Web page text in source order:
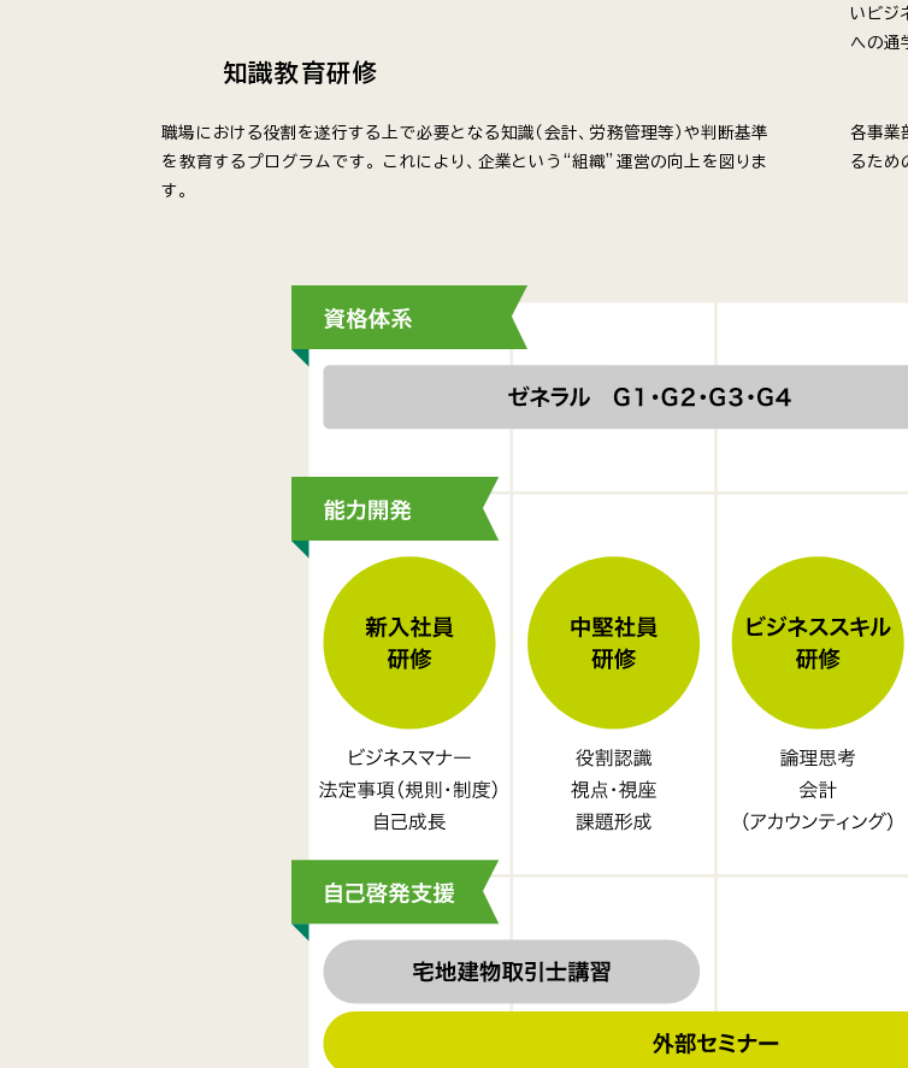
いビジ
への通
知識教育研修
職場における役割を遂行する上で必要となる知識（会計、労務管理等）や判断基準
を教育するプログラムです。 これにより、企業という“組織”運営の向上を図りま
す。
各事業
るため